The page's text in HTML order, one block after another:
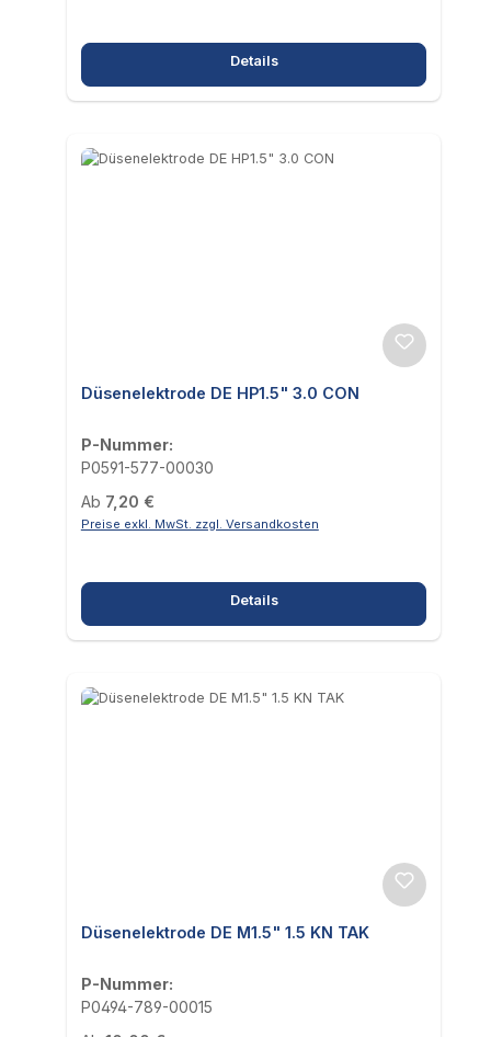
Details
Düsenelektrode DE HP1.5" 3.0 CON
P-Nummer:
P0591-577-00030
Regulärer Preis:
Ab 7,20 €
Preise exkl. MwSt. zzgl. Versandkosten
Details
Düsenelektrode DE M1.5" 1.5 KN TAK
P-Nummer:
P0494-789-00015